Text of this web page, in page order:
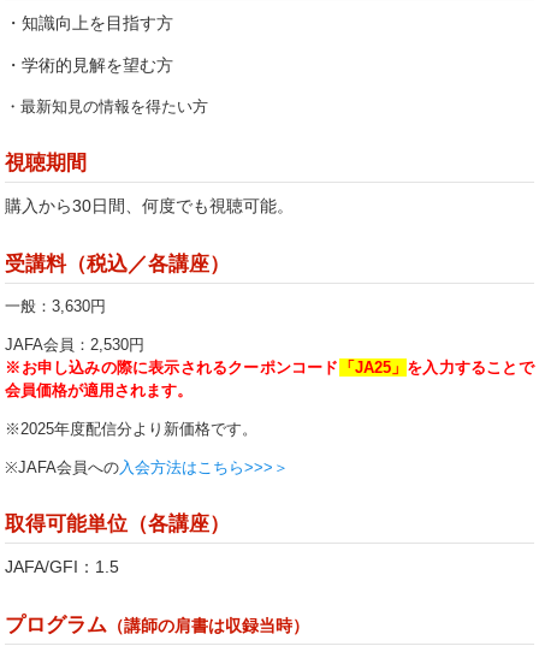
・知識向上を目指す方
・学術的見解を望む方
・最新知見の情報を得たい方
視聴期間
購入から30日間、何度でも視聴可能。
受講料（税込／各講座）
一般：3,630円
JAFA会員：2,530円
※お申し込みの際に表示されるクーポンコード 「JA25」 を入力することで
会員価格が適用されます。
※2025年度配信分より新価格です。
※JAFA会員への 入会方法はこちら>>> ＞
取得可能単位（各講座）
JAFA/GFI：1.5
プログラム （講師の肩書は収録当時）